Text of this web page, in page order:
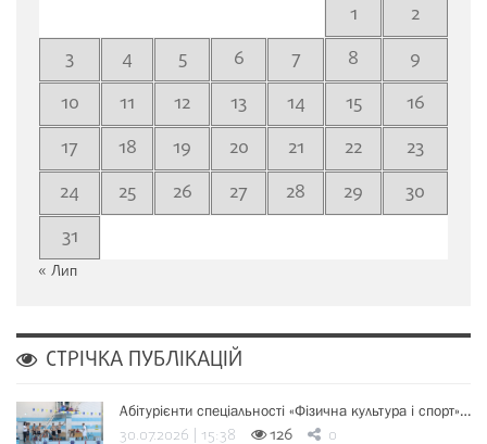
1
2
3
4 5 6 7 8
9
10
11 12 13 14 15
16
17
18 19 20 21 22
23
24
25 26 27 28 29
30
31
« Лип
СТРІЧКА ПУБЛІКАЦІЙ
Абітурієнти спеціальності «Фізична культура і спорт»…
30.07.2026 | 15:38 126 0